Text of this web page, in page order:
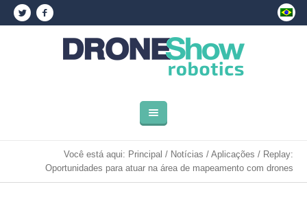
Você está aqui: Principal / Notícias / Aplicações / Replay:
Oportunidades para atuar na área de mapeamento com drones